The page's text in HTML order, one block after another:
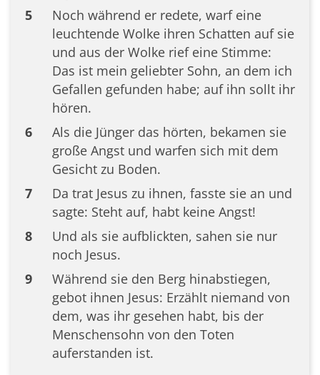
5
Noch während er redete, warf eine
leuchtende Wolke ihren Schatten auf sie
und aus der Wolke rief eine Stimme:
Das ist mein geliebter Sohn, an dem ich
Gefallen gefunden habe; auf ihn sollt ihr
hören.
6
Als die Jünger das hörten, bekamen sie
große Angst und warfen sich mit dem
Gesicht zu Boden.
7
Da trat Jesus zu ihnen, fasste sie an und
sagte: Steht auf, habt keine Angst!
8
Und als sie aufblickten, sahen sie nur
noch Jesus.
9
Während sie den Berg hinabstiegen,
gebot ihnen Jesus: Erzählt niemand von
dem, was ihr gesehen habt, bis der
Menschensohn von den Toten
auferstanden ist.